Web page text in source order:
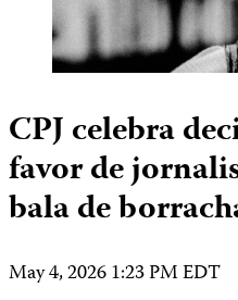
CPJ celebra
favor de
bala de
May 4, 2026 1:23 PM EDT